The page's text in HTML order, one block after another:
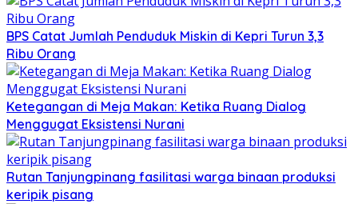
BPS Catat Jumlah Penduduk Miskin di Kepri Turun 3,3
Ribu Orang
Ketegangan di Meja Makan: Ketika Ruang Dialog
Menggugat Eksistensi Nurani
Rutan Tanjungpinang fasilitasi warga binaan produksi
keripik pisang